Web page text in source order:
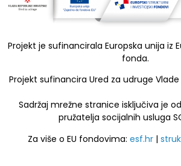
Projekt je sufinancirala Europska unija iz
fonda.
Projekt sufinancira Ured za udruge Vlade
Sadržaj mrežne stranice isključiva je
pružatelja socijalnih usluga
Za više o EU fondovima: esf.hr |